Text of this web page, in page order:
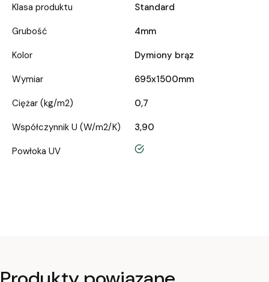
Klasa produktu
Standard
Grubość
4mm
Kolor
Dymiony brąz
Wymiar
695x1500mm
Ciężar (kg/m2)
0,7
Współczynnik U (W/m2/K)
3,90
Powłoka UV
tak